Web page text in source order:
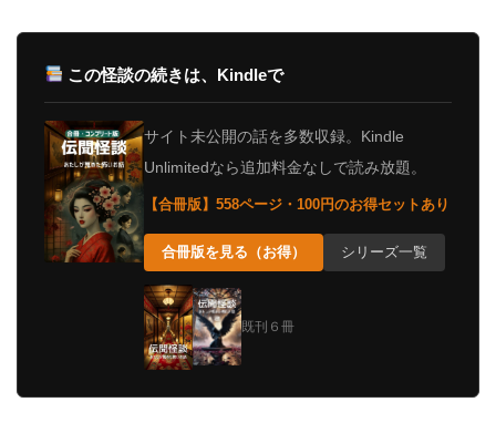
この怪談の続きは、Kindleで
サイト未公開の話を多数収録。Kindle
Unlimitedなら追加料金なしで読み放題。
【合冊版】558ページ・100円のお得セットあり
合冊版を見る（お得） シリーズ一覧
既刊６冊